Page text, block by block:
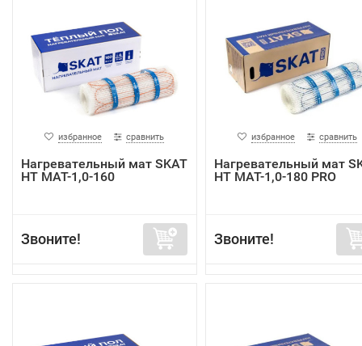
избранное сравнить
Нагревательный мат SKAT
HT MAT-1,0-160
Звоните!
избранное сравнить
Нагревательный мат
HT MAT-1,0-180 PRO
Звоните!